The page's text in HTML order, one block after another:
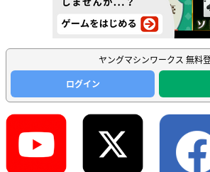
ヤングマシンワークス 無料
ログイン